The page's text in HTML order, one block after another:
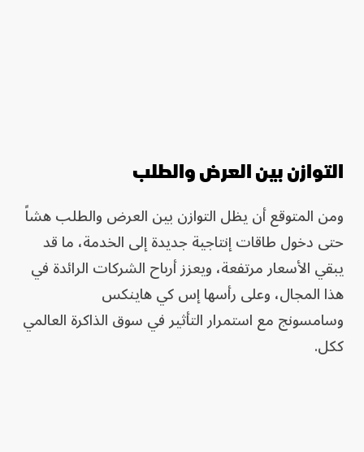
التوازن بين العرض والطلب
ومن المتوقع أن يظل التوازن بين العرض والطلب هشاً
حتى دخول طاقات إنتاجية جديدة إلى الخدمة، ما قد
يبقي الأسعار مرتفعة، ويعزز أرباح الشركات الرائدة في
هذا المجال، وعلى رأسها إس كي هاينكس
وسامسونج مع استمرار التأثير في سوق الذاكرة العالمي
ككل.